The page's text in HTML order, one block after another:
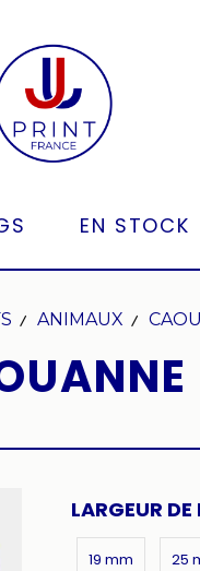
EN STOCK
ANIMAUX
LARGEUR
19 mm 25